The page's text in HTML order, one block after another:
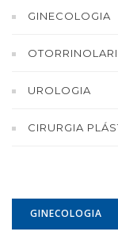
GINECOLOGIA
UROLOGIA
CIRURGIA
GINECOLOGIA